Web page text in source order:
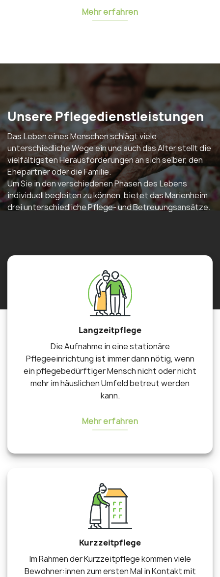
Mehr erfahren
Unsere Pflegedienstleistungen
Das Leben eines Menschen schlägt viele
unterschiedliche Wege ein und auch das Alter stellt die
vielfältigsten Herausforderungen an sich selber, den
Ehepartner oder die Familie.
Um Sie in den verschiedenen Phasen des Lebens
individuell begleiten zu können, bietet das Marienheim
drei unterschiedliche Pflege- und Betreuungsansätze.
Langzeitpflege
Die Aufnahme in eine stationäre
Pflegeeinrichtung ist immer dann nötig, wenn
ein pflegebedürftiger Mensch nicht oder nicht
mehr im häuslichen Umfeld betreut werden
kann.
Mehr erfahren
Kurzzeitpflege
Im Rahmen der Kurzzeitpflege kommen viele
Bewohner:innen zum ersten Mal in Kontakt mit